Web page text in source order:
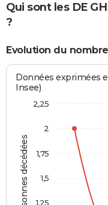
Qui sont les DE
?
Evolution du nombre
Personnes décédées
Données exprimées
Insee)
1,25
1,5
1,75
2
2,25